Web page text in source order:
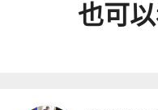
也可